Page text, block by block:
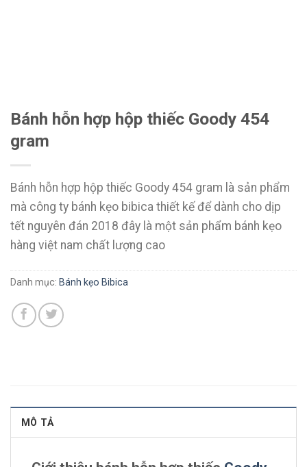
Bánh hỗn hợp hộp thiếc Goody 454
gram
Bánh hỗn hợp hộp thiếc Goody 454 gram là sản phẩm
mà công ty bánh kẹo bibica thiết kế để dành cho dịp
tết nguyên đán 2018 đây là một sản phẩm bánh kẹo
hàng việt nam chất lượng cao
Danh mục: Bánh kẹo Bibica
MÔ TẢ